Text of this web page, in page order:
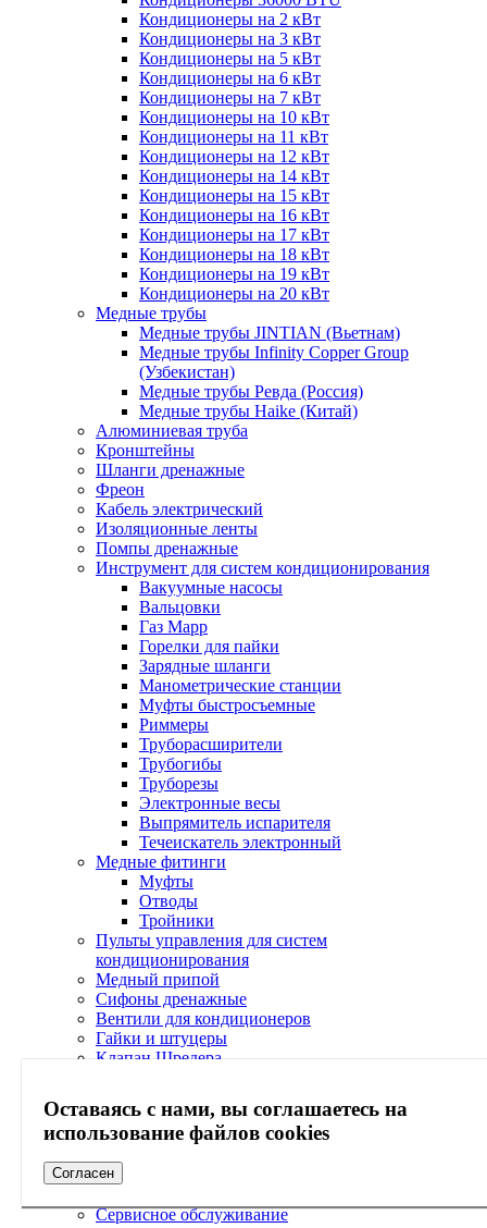
Оставаясь с нами, вы соглашаетесь на
использование файлов cookies
Согласен
Кондиционеры на 2 кВт
Кондиционеры на 3 кВт
Кондиционеры на 5 кВт
Кондиционеры на 6 кВт
Кондиционеры на 7 кВт
Кондиционеры на 10 кВт
Кондиционеры на 11 кВт
Кондиционеры на 12 кВт
Кондиционеры на 14 кВт
Кондиционеры на 15 кВт
Кондиционеры на 16 кВт
Кондиционеры на 17 кВт
Кондиционеры на 18 кВт
Кондиционеры на 19 кВт
Кондиционеры на 20 кВт
Медные трубы
Медные трубы JINTIAN (Вьетнам)
Медные трубы Infinity Copper Group
(Узбекистан)
Медные трубы Ревда (Россия)
Медные трубы Haike (Китай)
Алюминиевая труба
Кронштейны
Шланги дренажные
Фреон
Кабель электрический
Изоляционные ленты
Помпы дренажные
Инструмент для систем кондиционирования
Вакуумные насосы
Вальцовки
Газ Mapp
Горелки для пайки
Зарядные шланги
Манометрические станции
Муфты быстросъемные
Риммеры
Труборасширители
Трубогибы
Труборезы
Электронные весы
Выпрямитель испарителя
Течеискатель электронный
Медные фитинги
Муфты
Отводы
Тройники
Пульты управления для систем
кондиционирования
Медный припой
Сифоны дренажные
Вентили для кондиционеров
Гайки и штуцеры
Клапан Шредера
Козырьки наружного блока
Кабель-каналы
Электрические вилки
Сервисное обслуживание